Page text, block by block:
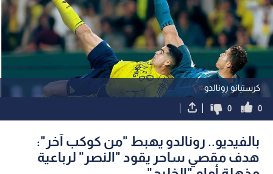
كرستيانو رونالدو
0
0
بالفيديو.. رونالدو يهبط "من كوكب آخر":
هدف مقصي ساحر يقود "النصر" لرباعية